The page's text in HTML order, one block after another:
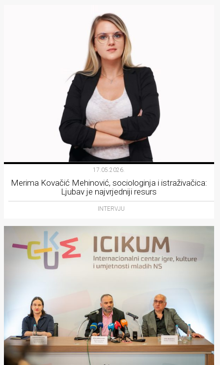
17.05.2026.
Merima Kovačić Mehinović, sociologinja i istraživačica:
Ljubav je najvrjedniji resurs
INTERVJU